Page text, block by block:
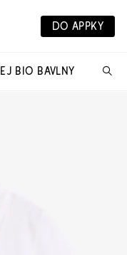
DO APPKY
BIO BAVLNY